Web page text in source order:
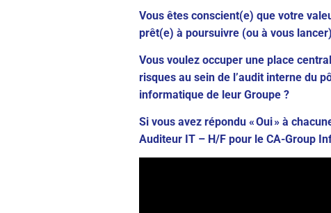
Vous êtes conscient(e) que votre
prêt(e) à poursuivre (ou à vous
Vous voulez occuper une place
risques au sein de l’audit interne du
informatique de leur Groupe ?
Si vous avez répondu « Oui » à
Auditeur IT – H/F pour le CA-Group